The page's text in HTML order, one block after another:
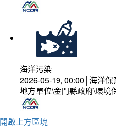
海洋污染
2026-05-19, 00:00│海洋保
地方單位\金門縣政府\環境
開啟上方區塊